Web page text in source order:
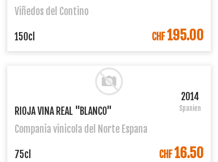
Viñedos del Contino
IN DEN WARENKORB
150cl CHF195.00
2014
Spanien
RIOJA VINA REAL "BLANCO"
Compania vinicola del Norte Espana
IN DEN WARENKORB
75cl CHF16.50